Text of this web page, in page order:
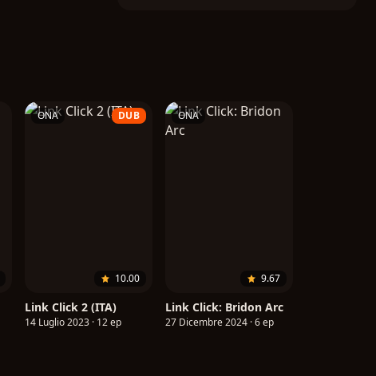
ONA DUB
10.00
Link Click 2 (ITA)
14 Luglio 2023 · 12 ep
ONA
9.67
Link Click: Bridon Arc
27 Dicembre 2024 · 6 ep